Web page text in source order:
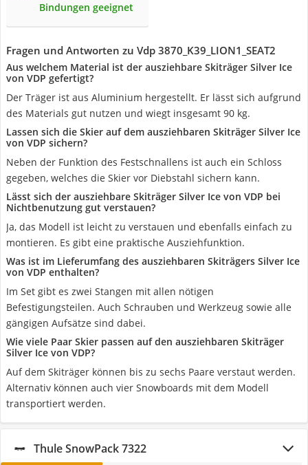
Bindungen geeignet
Fragen und Antworten zu Vdp 3870_K39_LION1_SEAT2
Aus welchem Material ist der ausziehbare Skiträger Silver Ice
von VDP gefertigt?
Der Träger ist aus Aluminium hergestellt. Er lässt sich aufgrund
des Materials gut nutzen und wiegt insgesamt 90 kg.
Lassen sich die Skier auf dem ausziehbaren Skiträger Silver Ice
von VDP sichern?
Neben der Funktion des Festschnallens ist auch ein Schloss
gegeben, welches die Skier vor Diebstahl sichern kann.
Lässt sich der ausziehbare Skiträger Silver Ice von VDP bei
Nichtbenutzung gut verstauen?
Ja, das Modell ist leicht zu verstauen und ebenfalls einfach zu
montieren. Es gibt eine praktische Ausziehfunktion.
Was ist im Lieferumfang des ausziehbaren Skiträgers Silver Ice
von VDP enthalten?
Im Set gibt es zwei Stangen mit allen nötigen
Befestigungsteilen. Auch Schrauben und Werkzeug sowie alle
gängigen Aufsätze sind dabei.
Wie viele Paar Skier passen auf den ausziehbaren Skiträger
Silver Ice von VDP?
Auf dem Skiträger können bis zu sechs Paare verstaut werden.
Alternativ können auch vier Snowboards mit dem Modell
transportiert werden.
Thule SnowPack 7322